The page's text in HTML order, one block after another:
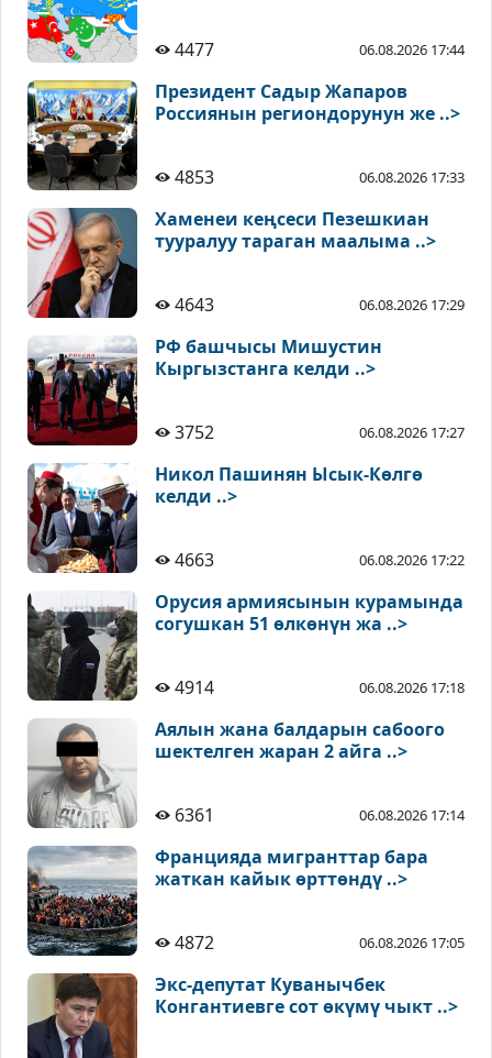
4477 06.08.2026 17:44
Президент Садыр Жапаров
Россиянын региондорунун же ..>
4853 06.08.2026 17:33
Хаменеи кеңсеси Пезешкиан
тууралуу тараган маалыма ..>
4643 06.08.2026 17:29
РФ башчысы Мишустин
Кыргызстанга келди ..>
3752 06.08.2026 17:27
Никол Пашинян Ысык-Көлгө
келди ..>
4663 06.08.2026 17:22
Орусия армиясынын курамында
согушкан 51 өлкөнүн жа ..>
4914 06.08.2026 17:18
Аялын жана балдарын сабоого
шектелген жаран 2 айга ..>
6361 06.08.2026 17:14
Францияда мигранттар бара
жаткан кайык өрттөндү ..>
4872 06.08.2026 17:05
Экс-депутат Куванычбек
Конгантиевге сот өкүмү чыкт ..>